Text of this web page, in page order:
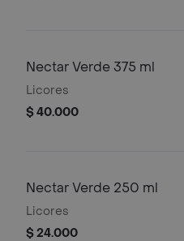
Nectar Verde 375 ml
Licores
$ 40.000
Nectar Verde 250 ml
Licores
$ 24.000